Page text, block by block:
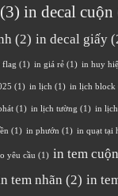
(3) in decal cuộn
(2) in decal giấy
flag (1) in giá rẻ (1) in huy
(1) in lịch (1) in lịch block
(1) in lịch tường (1) in
(1) in phướn (1) in quạt tại
yêu cầu (1) in tem cuộn
tem nhãn (2) in